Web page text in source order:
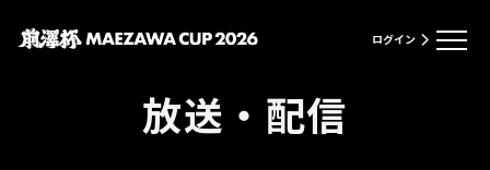
ログイン
放送・配信